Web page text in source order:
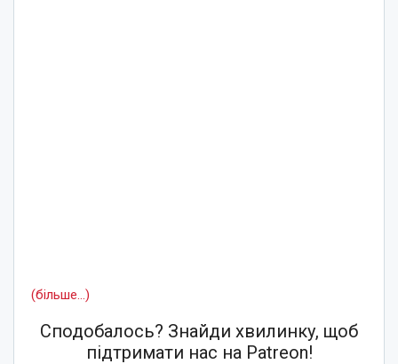
(більше…)
Сподобалось? Знайди хвилинку, щоб
підтримати нас на Patreon!